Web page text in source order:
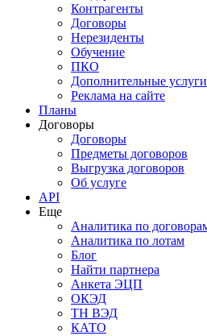
Контрагенты
Договоры
Нерезиденты
Обучение
ПКО
Дополнительные услуги
Реклама на сайте
Планы
Договоры
Договоры
Предметы договоров
Выгрузка договоров
Об услуге
API
Еще
Аналитика по
Аналитика по лотам
Блог
Найти партнера
Анкета ЭЦП
ОКЭД
ТН ВЭД
КАТО